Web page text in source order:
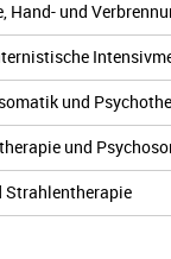
Hand- und
und
und
Strahlentherapie